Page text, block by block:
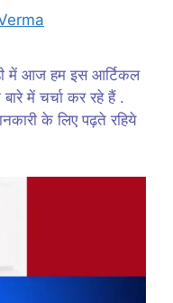
में आज हम इस आर्टिकल
में चर्चा कर रहे हैं .
के लिए पढ़ते रहिये